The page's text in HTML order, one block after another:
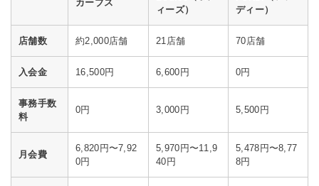
カーブス
ィーズ）
ディー）
店舗数 約2,000店舗 21店舗 70店舗
入会金 16,500円 6,600円 0円
事務手数
料
0円 3,000円 5,500円
月会費
6,820円〜7,92
0円
5,970円〜11,9
40円
5,478円〜8,77
8円